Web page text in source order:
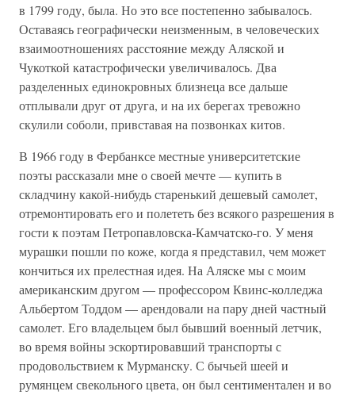
в 1799 году, была. Но это все постепенно забывалось.
Оставаясь географически неизменным, в человеческих
взаимоотношениях расстояние между Аляской и
Чукоткой катастрофически увеличивалось. Два
разделенных единокровных близнеца все дальше
отплывали друг от друга, и на их берегах тревожно
скулили соболи, привставая на позвонках китов.
В 1966 году в Фербанксе местные университетские
поэты рассказали мне о своей мечте — купить в
складчину какой-нибудь старенький дешевый самолет,
отремонтировать его и полететь без всякого разрешения в
гости к поэтам Петропавловска-Камчатско-го. У меня
мурашки пошли по коже, когда я представил, чем может
кончиться их прелестная идея. На Аляске мы с моим
американским другом — профессором Квинс-колледжа
Альбертом Тоддом — арендовали на пару дней частный
самолет. Его владельцем был бывший военный летчик,
во время войны эскортировавший транспорты с
продовольствием к Мурманску. С бычьей шеей и
румянцем свекольного цвета, он был сентиментален и во